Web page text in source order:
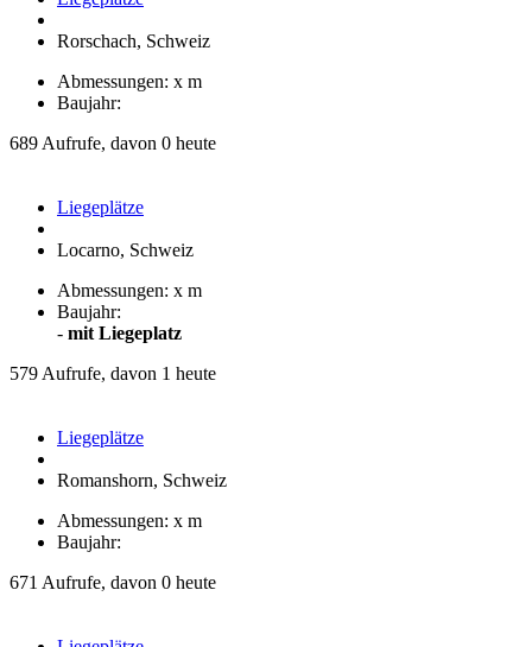
Rorschach, Schweiz
Abmessungen: x m
Baujahr:
689 Aufrufe, davon 0 heute
Liegeplätze
Locarno, Schweiz
Abmessungen: x m
Baujahr:
- mit Liegeplatz
579 Aufrufe, davon 1 heute
Liegeplätze
Romanshorn, Schweiz
Abmessungen: x m
Baujahr:
671 Aufrufe, davon 0 heute